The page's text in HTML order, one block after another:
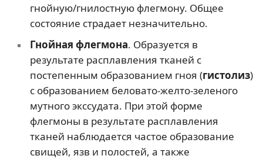
гнойную/гнилостную флегмону. Общее
состояние страдает незначительно.
Гнойная флегмона. Образуется в
результате расплавления тканей с
постепенным образованием гноя (гистолиз)
с образованием беловато-желто-зеленого
мутного экссудата. При этой форме
флегмоны в результате расплавления
тканей наблюдается частое образование
свищей, язв и полостей, а также